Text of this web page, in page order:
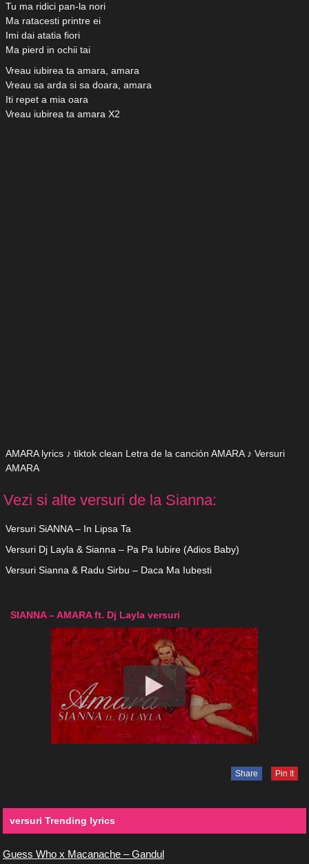
Tu ma ridici pan-la nori
Ma ratacesti printre ei
Imi dai atatia fiori
Ma pierd in ochii tai
Vreau iubirea ta amara, amara
Vreau sa arda si sa doara, amara
Iti repet a mia oara
Vreau iubirea ta amara X2
AMARA lyrics ♪ tiktok clean Letra de la canción AMARA ♪ Versuri
AMARA
Vezi si alte versuri de la Sianna:
Versuri SiANNA – In Lipsa Ta
Versuri Dj Layla & Sianna – Pa Pa Iubire (Adios Baby)
Versuri Sianna & Radu Sirbu – Daca Ma Iubesti
SIANNA – AMARA ft. Dj Layla versuri
Share Pin It
versuri Trending lyrics
Guess Who x Macanache – Gandul